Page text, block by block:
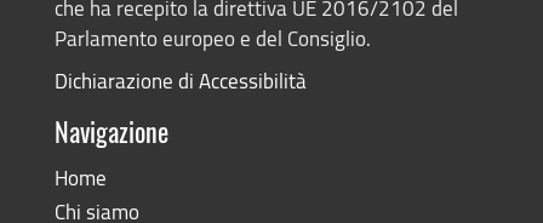
che ha recepito la direttiva UE 2016/2102 del
Parlamento europeo e del Consiglio.
Dichiarazione di Accessibilità
Navigazione
Home
Chi siamo